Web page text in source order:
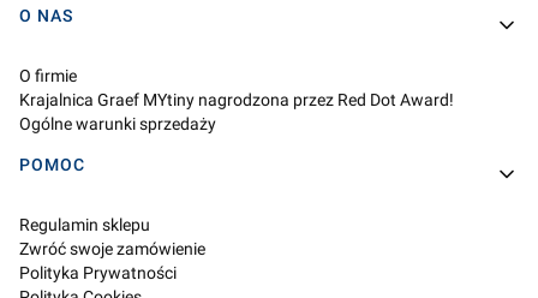
O NAS
O firmie
Krajalnica Graef MYtiny nagrodzona przez Red Dot Award!
Ogólne warunki sprzedaży
POMOC
Regulamin sklepu
Zwróć swoje zamówienie
Polityka Prywatności